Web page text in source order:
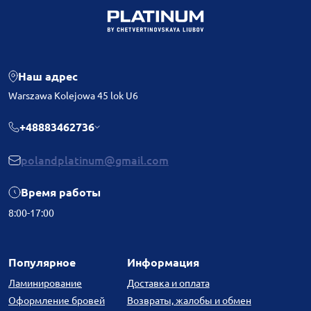
Наш адрес
Warszawa Kolejowa 45 lok U6
+48883462736
polandplatinum@gmail.com
Время работы
8:00-17:00
Популярное
Ламинирование
Оформление бровей
Информация
Доставка и оплата
Возвраты, жалобы и обмен